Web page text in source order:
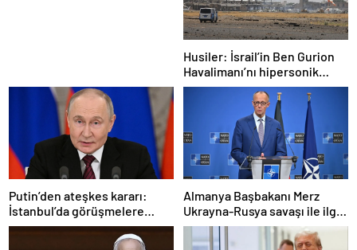
Husiler: İsrail’in Ben Gurion
Havalimanı’nı hipersonik
füzeyle hedef aldık
Putin’den ateşkes kararı:
İstanbul’da görüşmelere
başlamayı öneriyoruz
Almanya Başbakanı Merz
Ukrayna-Rusya savaşı ile ilgili
konuştu: “Top Moskova’nın
sahasında”